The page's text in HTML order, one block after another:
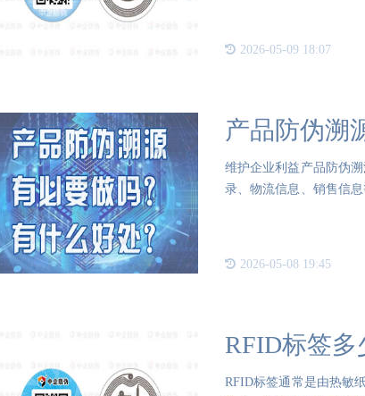
2026-05-09 18:07
产品防伪溯
维护企业利益产品防伪
录、物流信息、销售信
2026-05-08 19:45
RFID标签多
RFID标签通常是由热敏